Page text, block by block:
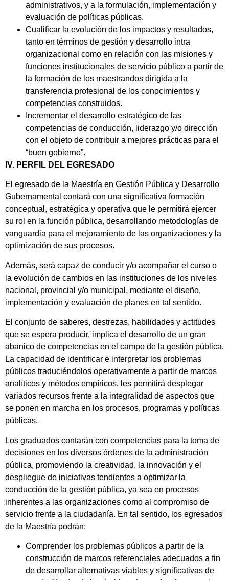
administrativos, y a la formulación, implementación y
evaluación de políticas públicas.
Cualificar la evolución de los impactos y resultados,
tanto en términos de gestión y desarrollo intra
organizacional como en relación con las misiones y
funciones institucionales de servicio público a partir de
la formación de los maestrandos dirigida a la
transferencia profesional de los conocimientos y
competencias construidos.
Incrementar el desarrollo estratégico de las
competencias de conducción, liderazgo y/o dirección
con el objeto de contribuir a mejores prácticas para el
“buen gobierno”.
IV. PERFIL DEL EGRESADO
El egresado de la Maestría en Gestión Pública y Desarrollo
Gubernamental contará con una significativa formación
conceptual, estratégica y operativa que le permitirá ejercer
su rol en la función pública, desarrollando metodologías de
vanguardia para el mejoramiento de las organizaciones y la
optimización de sus procesos.
Además, será capaz de conducir y/o acompañar el curso o
la evolución de cambios en las instituciones de los niveles
nacional, provincial y/o municipal, mediante el diseño,
implementación y evaluación de planes en tal sentido.
El conjunto de saberes, destrezas, habilidades y actitudes
que se espera producir, implica el desarrollo de un gran
abanico de competencias en el campo de la gestión pública.
La capacidad de identificar e interpretar los problemas
públicos traduciéndolos operativamente a partir de marcos
analíticos y métodos empíricos, les permitirá desplegar
variados recursos frente a la integralidad de aspectos que
se ponen en marcha en los procesos, programas y políticas
públicas.
Los graduados contarán con competencias para la toma de
decisiones en los diversos órdenes de la administración
pública, promoviendo la creatividad, la innovación y el
despliegue de iniciativas tendientes a optimizar la
conducción de la gestión pública, ya sea en procesos
inherentes a las organizaciones como al compromiso de
servicio frente a la ciudadanía. En tal sentido, los egresados
de la Maestría podrán:
Comprender los problemas públicos a partir de la
construcción de marcos referenciales adecuados a fin
de desarrollar alternativas viables y significativas de